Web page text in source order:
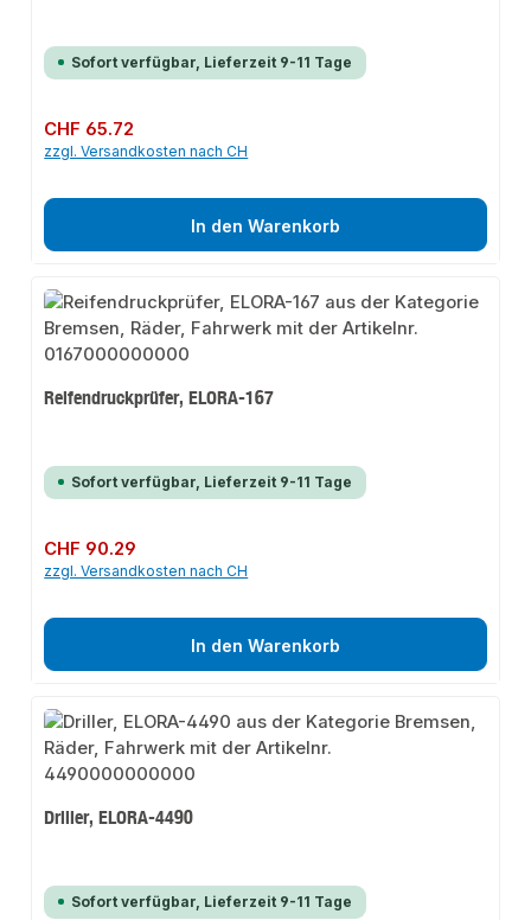
Sofort verfügbar, Lieferzeit 9-11 Tage
Regulärer Preis:
CHF 65.72
zzgl. Versandkosten nach CH
In den Warenkorb
Reifendruckprüfer, ELORA-167
Sofort verfügbar, Lieferzeit 9-11 Tage
Regulärer Preis:
CHF 90.29
zzgl. Versandkosten nach CH
In den Warenkorb
Driller, ELORA-4490
Sofort verfügbar, Lieferzeit 9-11 Tage